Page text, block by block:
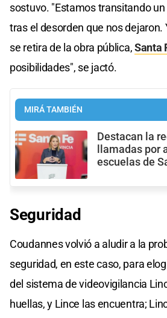
sostuvo. "Estamos transitando
tras el desorden que nos dejaron.
se retira de la obra pública,Santa
posibilidades", se jactó.
MIRÁ TAMBIÉN
Destacan la
llamadas por
escuelas de
Seguridad
Coudannes volvió a aludir a la
seguridad, en este caso, para
del sistema de videovigilancia
huellas, y Lince las encuentra;